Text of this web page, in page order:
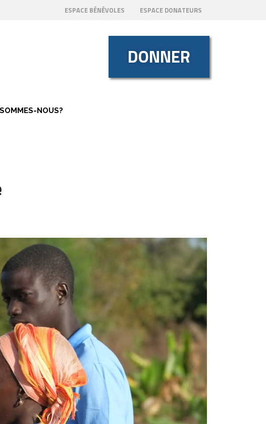
ESPACE BÉNÉVOLES ESPACE DONATEURS
DONNER
NOUS?